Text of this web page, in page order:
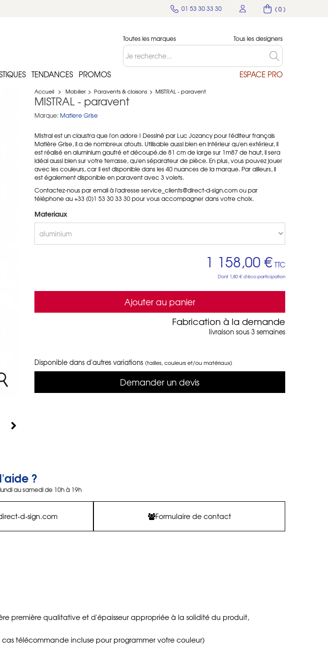
( 0 )
01 53 30 33 30
Toutes les marques Tous les designers
TENDANCES PROMOS ESPACE PRO
Accueil > Mobilier > Paravents & cloisons > MISTRAL - paravent
MISTRAL - paravent
Marque: Matiere Grise
MIstral est un claustra que l'on adore ! Dessiné par Luc Jozancy pour l'éditeur français
Matière Grise, il a de nombreux atouts. Utilisable aussi bien en intérieur qu'en extérieur, il
est réalisé en aluminium gaufré et découpé.de 81 cm de large sur 1m87 de haut, il sera
idéal aussi bien sur votre terrasse, qu'en séparateur de pièce. En plus, vous pouvez jouer
avec les couleurs, car il est disponible dans les 40 nuances de la marque. Par ailleurs, il
est également disponible en paravent avec 3 volets.
Contactez-nous par email à l'adresse service_clients@direct-d-sign.com ou par
téléphone au +33 (0)1 53 30 33 30 pour vous accompagner dans votre choix.
Materiaux
1 158,00 € TTC
Dont 1,80 € d'éco-participation
Ajouter au panier
Fabrication à la demande
livraison sous 3 semaines
Disponible dans d'autres variations (tailles, couleurs et/ou matériaux)
Demander un devis
?
au samedi de 10h à 19h
d-sign.com Formulaire de contact
première qualitative et d'épaisseur appropriée à la solidité du produit,
télécommande incluse pour programmer votre couleur)